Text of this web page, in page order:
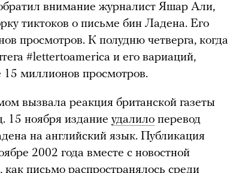
внимание журналист Яшар Али,
тиктоков о письме бин Ладена. Его
просмотров. К полудню четверга, когда
#lettertoamerica и его вариаций,
15 миллионов просмотров.
вызвала реакция британской газеты
15 ноября издание удалило перевод
на английский язык. Публикация
2002 года вместе с новостной
, как письмо распространялось среди